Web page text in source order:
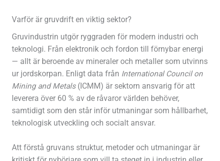
Varför är gruvdrift en viktig sektor?
Gruvindustrin utgör ryggraden för modern industri och
teknologi. Från elektronik och fordon till förnybar energi
— allt är beroende av mineraler och metaller som utvinns
ur jordskorpan. Enligt data från International Council on
Mining and Metals(ICMM) är sektorn ansvarig för att
leverera över 60 % av de råvaror världen behöver,
samtidigt som den står inför utmaningar som hållbarhet,
teknologisk utveckling och socialt ansvar.
Att förstå gruvans struktur, metoder och utmaningar är